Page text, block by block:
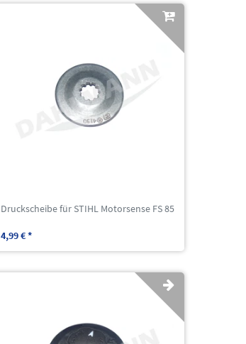
Druckscheibe für STIHL Motorsense FS 85
4,99 € *